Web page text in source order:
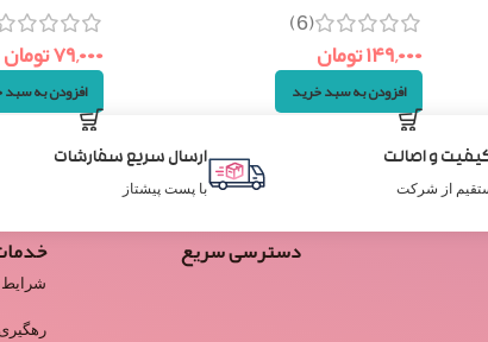
(6)
۱۴۹,۰۰۰تومان
افزودن به سبد خرید
۷۹,۰۰۰تومان
افزودن به
و اصالت
از شرکت
ارسال سریع سفارشات
با پست پیشتاز
دسترسی سریع